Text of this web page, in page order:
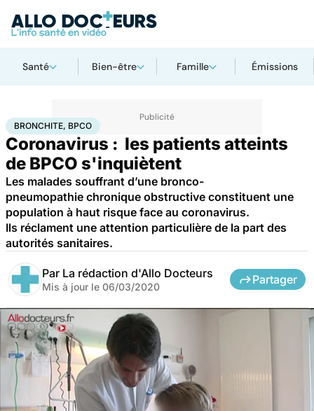
Santé Bien-être Famille Émissions
AccueilSanté MaladiesBronchite, BPCO
BRONCHITE, BPCO
Coronavirus : les patients atteints
de BPCO s'inquiètent
Les malades souffrant d’une bronco-
pneumopathie chronique obstructive constituent une
population à haut risque face au coronavirus.
Ils réclament une attention particulière de la part des
autorités sanitaires.
Par La rédaction d'Allo Docteurs
Mis à jour le 06/03/2020
Partager